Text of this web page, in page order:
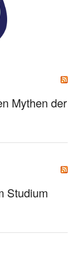
Mythen der
Studium